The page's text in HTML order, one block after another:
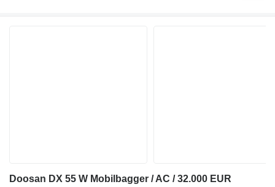
Doosan DX 55 W Mobilbagger / AC / 32.000 EUR